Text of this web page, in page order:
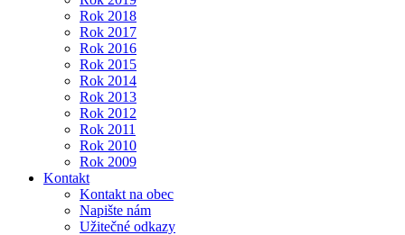
Rok 2018
Rok 2017
Rok 2016
Rok 2015
Rok 2014
Rok 2013
Rok 2012
Rok 2011
Rok 2010
Rok 2009
Kontakt
Kontakt na obec
Napište nám
Užitečné odkazy